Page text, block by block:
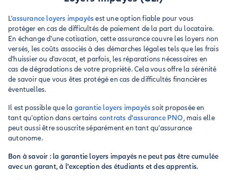
L'assurance loyers impayésest une option fiable pour vous
protéger en cas de difficultés de paiement de la part du locataire.
En échange d'une cotisation, cette assurance couvre les loyers non
versés, les coûts associés à des démarches légales tels que les frais
d'huissier ou d'avocat, et parfois, les réparations nécessaires en
cas de dégradations de votre propriété. Cela vous offre la sérénité
de savoir que vous êtes protégé en cas de difficultés financières
éventuelles.
Il est possible que la garantie loyers impayéssoit proposée en
tant qu'option dans certains contrats d'assurance PNO, mais elle
peut aussi être souscrite séparément en tant qu'assurance
autonome.
Bon à savoir : la garantie loyers impayés ne peut pas être cumulée
avec un garant, à l'exception des étudiants et des apprentis.